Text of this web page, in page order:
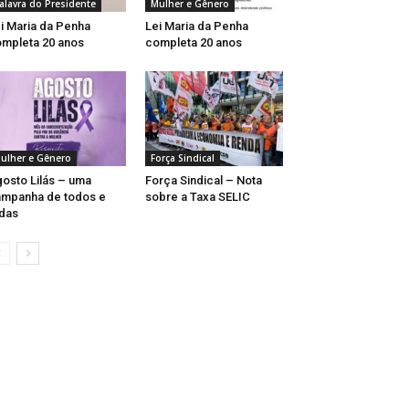
do Presidente
Maria da Penha
20 anos
Mulher e Gênero
Lei Maria da Penha
completa 20 anos
e Gênero
Lilás – uma
de todos e
Força Sindical
Força Sindical – Nota
sobre a Taxa SELIC